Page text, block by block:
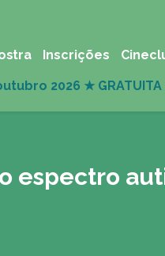
Inscrições
espectro